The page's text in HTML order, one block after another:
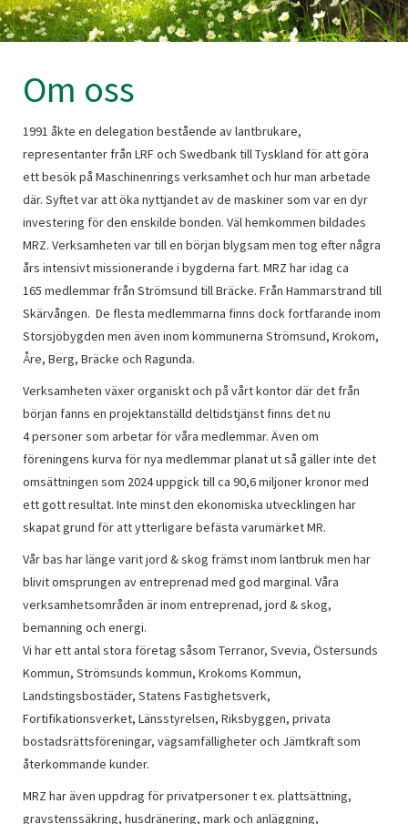
Om oss
1991 åkte en delegation bestående av lantbrukare,
representanter från LRF och Swedbank till Tyskland för att göra
ett besök på Maschinenrings verksamhet och hur man arbetade
där. Syftet var att öka nyttjandet av de maskiner som var en dyr
investering för den enskilde bonden. Väl hemkommen bildades
MRZ. Verksamheten var till en början blygsam men tog efter några
års intensivt missionerande i bygderna fart. MRZ har idag ca
165 medlemmar från Strömsund till Bräcke. Från Hammarstrand till
Skärvången. De flesta medlemmarna finns dock fortfarande inom
Storsjöbygden men även inom kommunerna Strömsund, Krokom,
Åre, Berg, Bräcke och Ragunda.
Verksamheten växer organiskt och på vårt kontor där det från
början fanns en projektanställd deltidstjänst finns det nu
4 personer som arbetar för våra medlemmar. Även om
föreningens kurva för nya medlemmar planat ut så gäller inte det
omsättningen som 2024 uppgick till ca 90,6 miljoner kronor med
ett gott resultat. Inte minst den ekonomiska utvecklingen har
skapat grund för att ytterligare befästa varumärket MR.
Vår bas har länge varit jord & skog främst inom lantbruk men har
blivit omsprungen av entreprenad med god marginal. Våra
verksamhetsområden är inom entreprenad, jord & skog,
bemanning och energi.
Vi har ett antal stora företag såsom Terranor, Svevia, Östersunds
Kommun, Strömsunds kommun, Krokoms Kommun,
Landstingsbostäder, Statens Fastighetsverk,
Fortifikationsverket, Länsstyrelsen, Riksbyggen, privata
bostadsrättsföreningar, vägsamfälligheter och Jämtkraft som
återkommande kunder.
MRZ har även uppdrag för privatpersoner t ex. plattsättning,
gravstenssäkring, husdränering, mark och anläggning,